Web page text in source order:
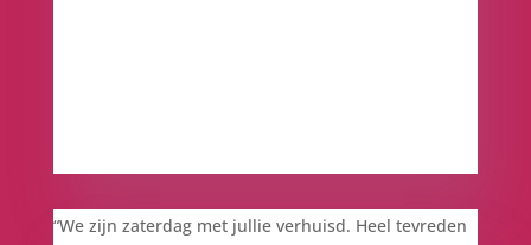
“We zijn zaterdag met jullie verhuisd. Heel tevreden